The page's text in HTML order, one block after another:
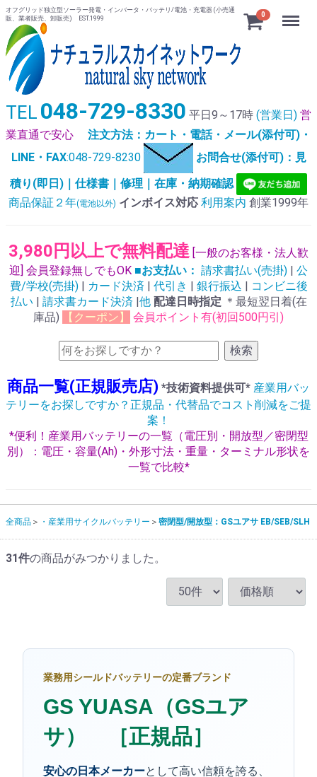
オフグリッド独立型ソーラー発電・インバータ・バッテリ/電池・充電器 (小売通
販、業者販売、卸販売) EST.1999
0 Menu
TEL 048-729-8330 平日9～17時 (営業日) 営
業直通で安心
注文方法：カート・電話・メール(添付可)・
LINE・FAX:048-729-8230
お問合せ(添付可)：見
積り(即日)｜仕様書｜修理｜在庫・納期確認
商品保証２年(電池以外) インボイス対応 利用案内 創業1999年
3,980円以上で無料配達 [一般のお客様・法人歓
迎] 会員登録無しでもOK ■お支払い： 請求書払い(売掛) | 公
費/学校(売掛) | カード決済 | 代引き | 銀行振込 | コンビニ後
払い | 請求書カード決済 |他 配達日時指定 ＊最短翌日着(在
庫品)
【クーポン】 会員ポイント有(初回500円引)
検索
商品一覧(正規販売店) *技術資料提供可* 産業用バッ
テリーをお探しですか？正規品・代替品でコスト削減をご提
案！
*便利！産業用バッテリーの一覧（電圧別・開放型／密閉型
別）：電圧・容量(Ah)・外形寸法・重量・ターミナル形状を
一覧で比較*
全商品 ・産業用サイクルバッテリー 密閉型/開放型：GSユアサ EB/SEB/SLH
31件の商品がみつかりました。
業務用シールドバッテリーの定番ブランド
GS YUASA（GSユア
サ） ［正規品］
安心の日本メーカーとして高い信頼を誇る、